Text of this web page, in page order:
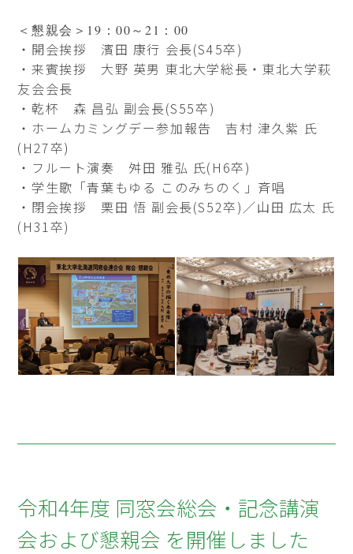
＜懇親会＞19：00～21：00
・開会挨拶 濱田 康行 会長(S45卒)
・来賓挨拶 大野 英男 東北大学総長・東北大学萩
友会会長
・乾杯 森 昌弘 副会長(S55卒)
・ホームカミングデー参加報告 吉村 津久紫 氏
(H27卒)
・フルート演奏 舛田 雅弘 氏(H6卒)
・学生歌「青葉もゆる このみちのく」斉唱
・閉会挨拶 栗田 悟 副会長(S52卒)／山田 広太 氏
(H31卒)
令和4年度 同窓会総会・記念講演
会および懇親会 を開催しました